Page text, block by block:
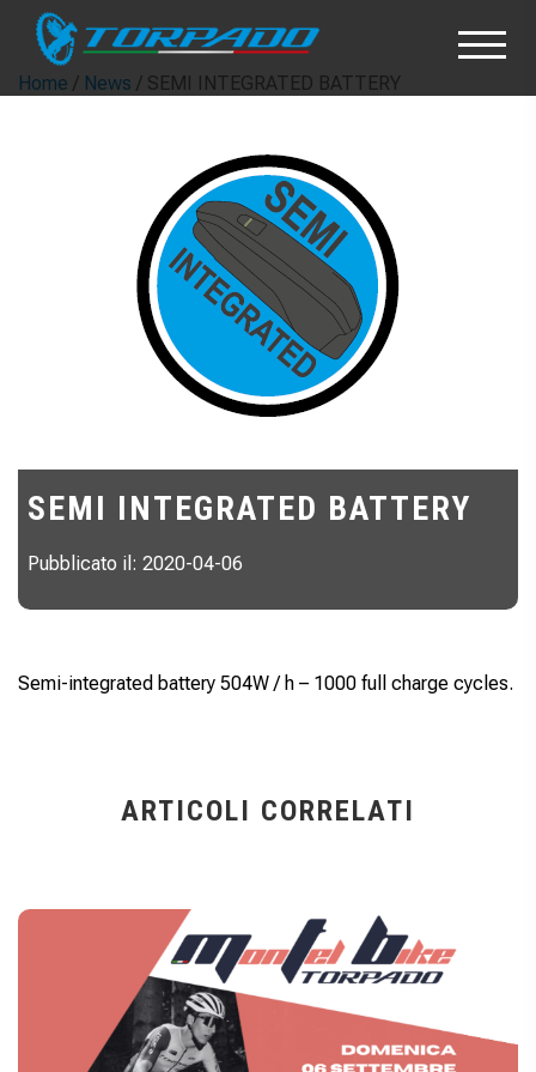
Home / News / SEMI INTEGRATED BATTERY
SEMI INTEGRATED BATTERY
Pubblicato il: 2020-04-06
Semi-integrated battery 504W / h – 1000 full charge cycles.
ARTICOLI CORRELATI